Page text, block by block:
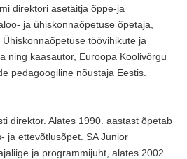
direktori asetäitja õppe-ja
ja ühiskonnaõpetuse õpetaja,
töövihikute ja
ning kaasautor, Euroopa Koolivõrgu
pedagoogiline nõustaja Eestis.
direktor. Alates 1990. aastast õpetab
ja ettevõtlusõpet. SA Junior
ja programmijuht, alates 2002.